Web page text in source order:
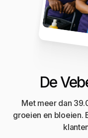
De
Met meer dan
groeien en bloeien.